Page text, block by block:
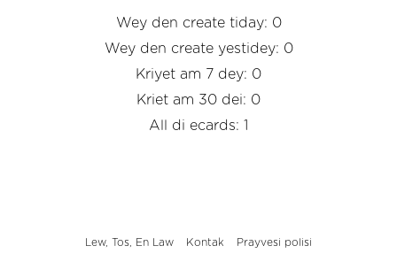
Wey den create tiday: 0
Wey den create yestidey: 0
Kriyet am 7 dey: 0
Kriet am 30 dei: 0
All di ecards: 1
Lew, Tos, En Law Kontak Prayvesi polisi